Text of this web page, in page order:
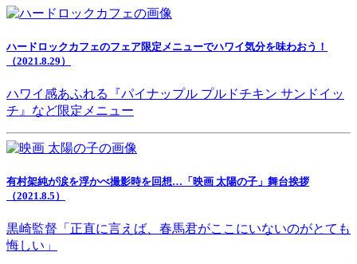
ハードロックカフェのフェア限定メニューでハワイ気分を味わおう！
（2021.8.29）
ハワイ感あふれる『パイナップル プルドチキン サンドイッ
チ』など限定メニュー
有村架純が涙を浮かべ撮影時を回想…「映画 太陽の子」舞台挨拶
（2021.8.5）
黒崎監督「正直に言えば、春馬君がここにいないのがとても
悔しい」